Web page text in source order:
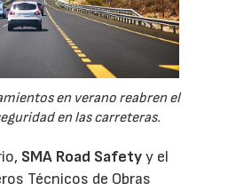
en verano reabren el
en las carreteras.
SMA Road Safetyy el
Técnicos de Obras